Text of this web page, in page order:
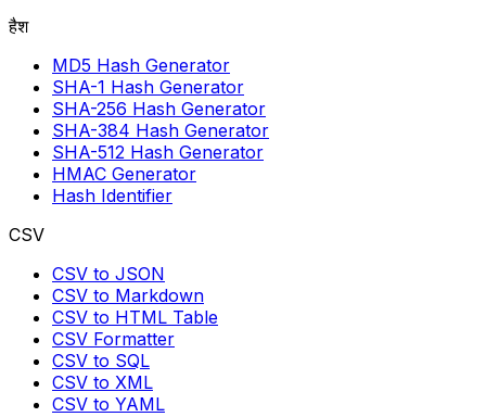
हैश
MD5 Hash Generator
SHA-1 Hash Generator
SHA-256 Hash Generator
SHA-384 Hash Generator
SHA-512 Hash Generator
HMAC Generator
Hash Identifier
CSV
CSV to JSON
CSV to Markdown
CSV to HTML Table
CSV Formatter
CSV to SQL
CSV to XML
CSV to YAML